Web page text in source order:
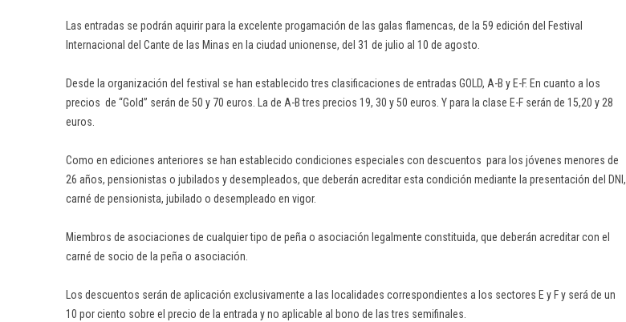
Las entradas se podrán aquirir para la excelente progamación de las galas flamencas, de la 59 edición del Festival
Internacional del Cante de las Minas en la ciudad unionense, del 31 de julio al 10 de agosto.
Desde la organización del festival se han establecido tres clasificaciones de entradas GOLD, A-B y E-F. En cuanto a los
precios de “Gold” serán de 50 y 70 euros. La de A-B tres precios 19, 30 y 50 euros. Y para la clase E-F serán de 15,20 y 28
euros.
Como en ediciones anteriores se han establecido condiciones especiales con descuentos para los jóvenes menores de
26 años, pensionistas o jubilados y desempleados, que deberán acreditar esta condición mediante la presentación del DNI,
carné de pensionista, jubilado o desempleado en vigor.
Miembros de asociaciones de cualquier tipo de peña o asociación legalmente constituida, que deberán acreditar con el
carné de socio de la peña o asociación.
Los descuentos serán de aplicación exclusivamente a las localidades correspondientes a los sectores E y F y será de un
10 por ciento sobre el precio de la entrada y no aplicable al bono de las tres semifinales.